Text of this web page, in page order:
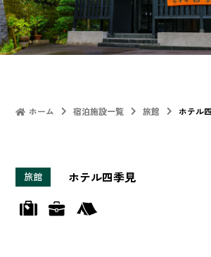
ホーム 宿泊施設一覧 旅館 ホテル
旅館 ホテル四季見